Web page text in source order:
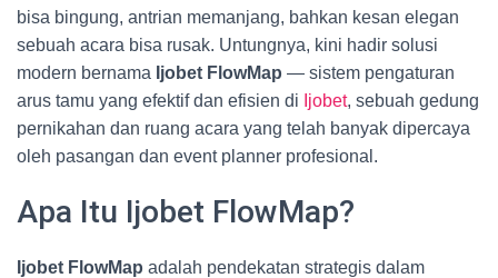
bisa bingung, antrian memanjang, bahkan kesan elegan
sebuah acara bisa rusak. Untungnya, kini hadir solusi
modern bernama Ijobet FlowMap — sistem pengaturan
arus tamu yang efektif dan efisien di Ijobet, sebuah gedung
pernikahan dan ruang acara yang telah banyak dipercaya
oleh pasangan dan event planner profesional.
Apa Itu Ijobet FlowMap?
Ijobet FlowMap adalah pendekatan strategis dalam